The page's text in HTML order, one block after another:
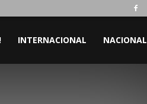
INTERNACIONAL NACIONAL